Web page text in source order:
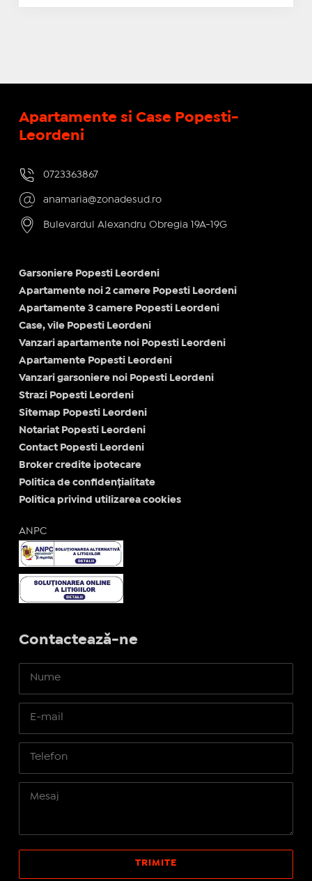
Apartamente si Case Popesti-
Leordeni
0723363867
anamaria@zonadesud.ro
Bulevardul Alexandru Obregia 19A-19G
Garsoniere Popesti Leordeni
Apartamente noi 2 camere Popesti Leordeni
Apartamente 3 camere Popesti Leordeni
Case, vile Popesti Leordeni
Vanzari apartamente noi Popesti Leordeni
Apartamente Popesti Leordeni
Vanzari garsoniere noi Popesti Leordeni
Strazi Popesti Leordeni
Sitemap Popesti Leordeni
Notariat Popesti Leordeni
Contact Popesti Leordeni
Broker credite ipotecare
Politica de confidențialitate
Politica privind utilizarea cookies
ANPC
Contactează-ne